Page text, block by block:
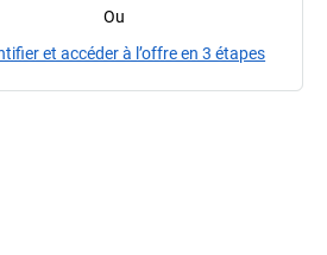
Ou
et accéder à l’offre en 3 étapes